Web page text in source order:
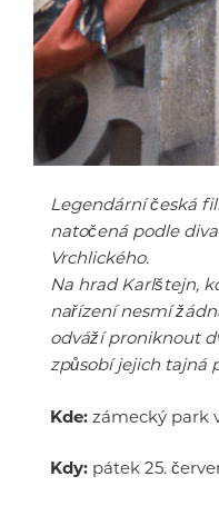
Legendární česká
natočená podle
Vrchlického.
Na hrad Karlštejn,
nařízení nesmí
odváží proniknout
způsobí jejich tajná
Kde: zámecký park
Kdy: pátek 25.